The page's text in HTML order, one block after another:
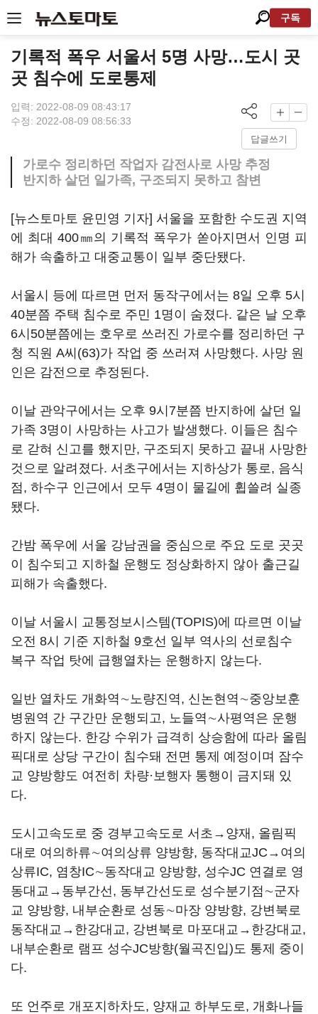
구독
기록적 폭우 서울서 5명 사망…도시 곳
곳 침수에 도로통제
입력: 2022-08-09 08:43:17
수정: 2022-08-09 08:56:33
답글쓰기
가로수 정리하던 작업자 감전사로 사망 추정
반지하 살던 일가족, 구조되지 못하고 참변
[뉴스토마토 윤민영 기자] 서울을 포함한 수도권 지역
에 최대 400㎜의 기록적 폭우가 쏟아지면서 인명 피
해가 속출하고 대중교통이 일부 중단됐다.
서울시 등에 따르면 먼저 동작구에서는 8일 오후 5시
40분쯤 주택 침수로 주민 1명이 숨졌다. 같은 날 오후
6시50분쯤에는 호우로 쓰러진 가로수를 정리하던 구
청 직원 A씨(63)가 작업 중 쓰러져 사망했다. 사망 원
인은 감전으로 추정된다.
이날 관악구에서는 오후 9시7분쯤 반지하에 살던 일
가족 3명이 사망하는 사고가 발생했다. 이들은 침수
로 갇혀 신고를 했지만, 구조되지 못하고 끝내 사망한
것으로 알려졌다. 서초구에서는 지하상가 통로, 음식
점, 하수구 인근에서 모두 4명이 물길에 휩쓸려 실종
됐다.
간밤 폭우에 서울 강남권을 중심으로 주요 도로 곳곳
이 침수되고 지하철 운행도 정상화하지 않아 출근길
피해가 속출했다.
이날 서울시 교통정보시스템(TOPIS)에 따르면 이날
오전 8시 기준 지하철 9호선 일부 역사의 선로침수
복구 작업 탓에 급행열차는 운행하지 않는다.
일반 열차도 개화역∼노량진역, 신논현역∼중앙보훈
병원역 간 구간만 운행되고, 노들역∼사평역은 운행
하지 않는다. 한강 수위가 급격히 상승함에 따라 올림
픽대로 상당 구간이 침수돼 전면 통제 예정이며 잠수
교 양방향도 여전히 차량·보행자 통행이 금지돼 있
다.
도시고속도로 중 경부고속도로 서초→양재, 올림픽
대로 여의하류∼여의상류 양방향, 동작대교JC→여의
상류IC, 염창IC∼동작대교 양방향, 성수JC 연결로 영
동대교→동부간선, 동부간선도로 성수분기점∼군자
교 양방향, 내부순환로 성동∼마장 양방향, 강변북로
동작대교→한강대교, 강변북로 마포대교→한강대교,
내부순환로 램프 성수JC방향(월곡진입)도 통제 중이
다.
또 언주로 개포지하차도, 양재교 하부도로, 개화나들